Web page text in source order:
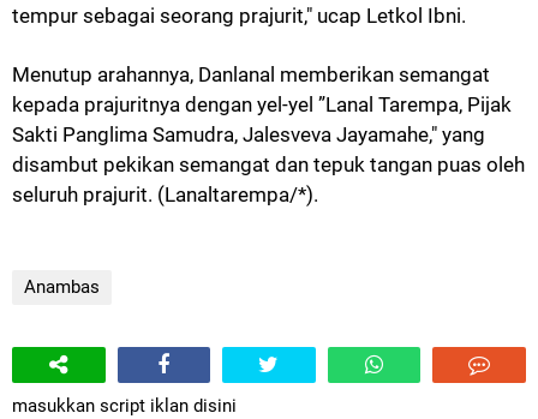
tempur sebagai seorang prajurit," ucap Letkol Ibni.
Menutup arahannya, Danlanal memberikan semangat
kepada prajuritnya dengan yel-yel ”Lanal Tarempa, Pijak
Sakti Panglima Samudra, Jalesveva Jayamahe," yang
disambut pekikan semangat dan tepuk tangan puas oleh
seluruh prajurit. (Lanaltarempa/*).
Anambas
masukkan script iklan disini